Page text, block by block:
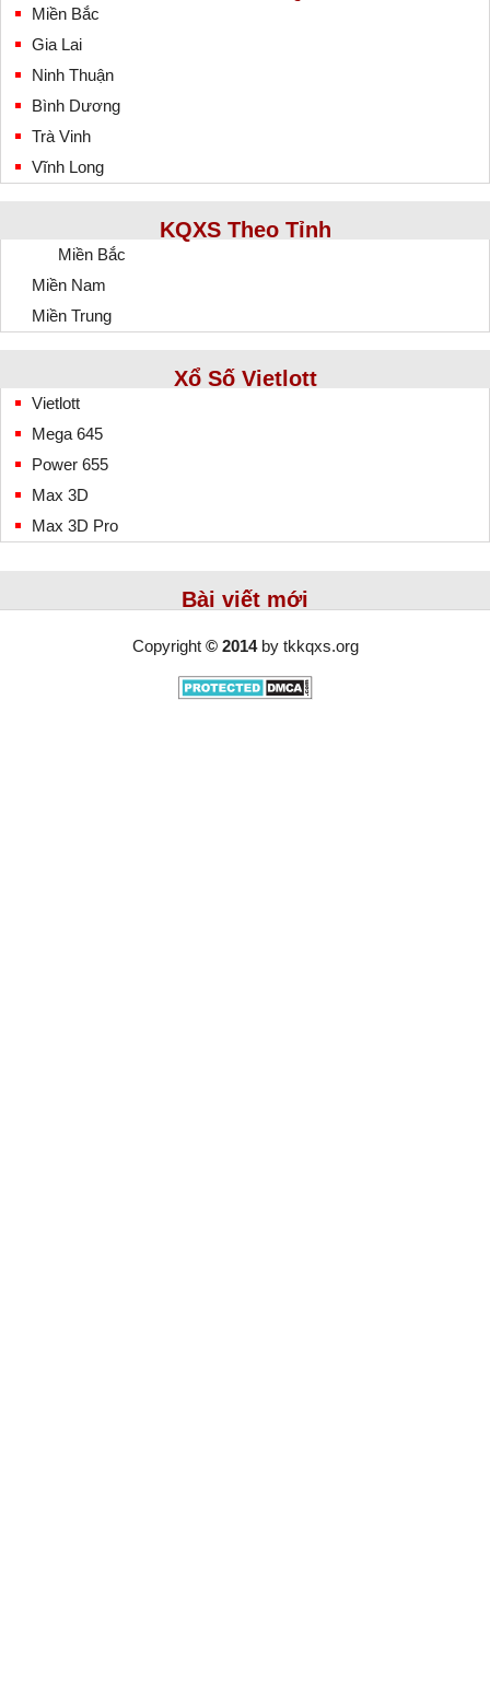
Miền Bắc
Gia Lai
Ninh Thuận
Bình Dương
Trà Vinh
Vĩnh Long
KQXS Theo Tỉnh
Miền Bắc
Miền Nam
Miền Trung
Xổ Số Vietlott
Vietlott
Mega 645
Power 655
Max 3D
Max 3D Pro
Bài viết mới
Copyright © 2014by tkkqxs.org